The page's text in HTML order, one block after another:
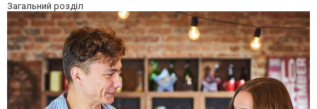
Загальний розділ